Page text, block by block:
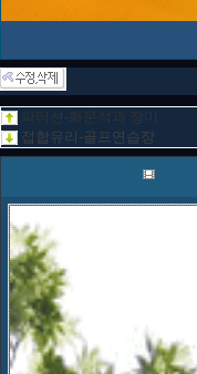
파티션-화문석과 장미
접합유리-골프연습장